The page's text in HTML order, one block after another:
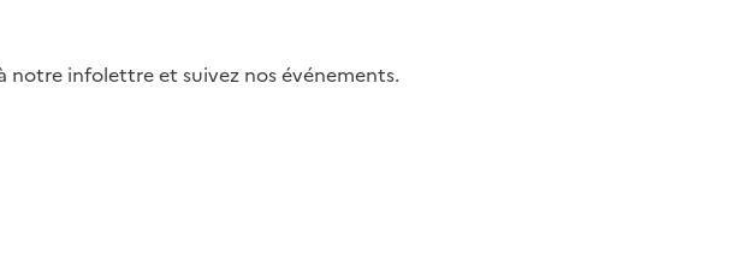
notre infolettre et suivez nos événements.